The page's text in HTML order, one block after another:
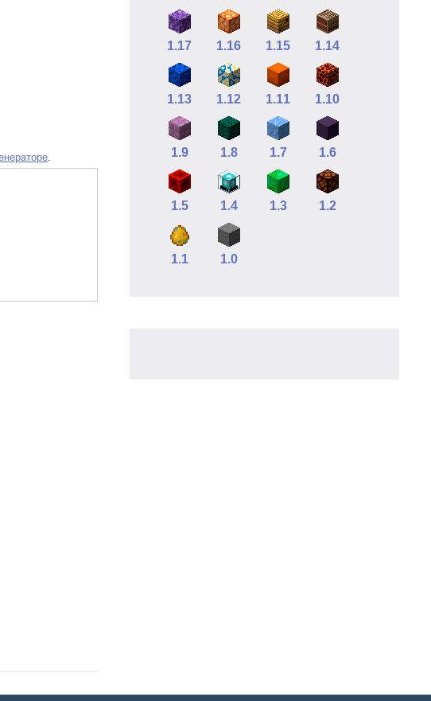
1.17 1.16 1.15 1.14
1.13 1.12 1.11 1.10
1.9 1.8 1.7 1.6
1.5 1.4 1.3 1.2
1.1 1.0